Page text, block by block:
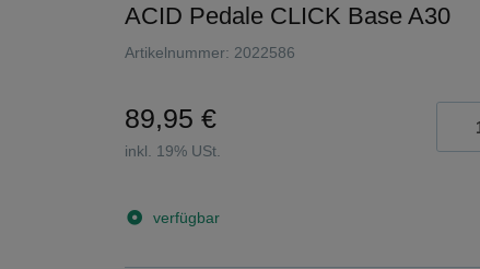
ACID Pedale CLICK Base A30
Artikelnummer: 2022586
89,95 €
inkl. 19% USt.
verfügbar